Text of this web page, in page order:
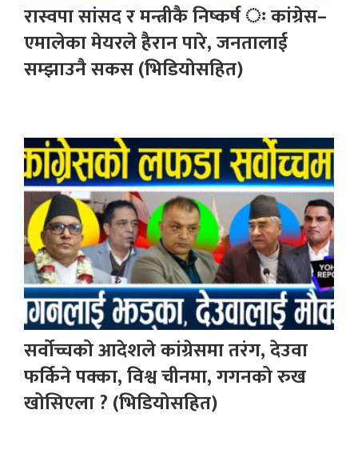
रास्वपा सांसद र मन्त्रीकै निष्कर्ष ः कांग्रेस–
एमालेका मेयरले हैरान पारे, जनतालाई
सम्झाउनै सकस (भिडियोसहित)
सर्वोच्चको आदेशले कांग्रेसमा तरंग, देउवा
फर्किने पक्का, विश्व चीनमा, गगनको रुख
खोसिएला ? (भिडियोसहित)